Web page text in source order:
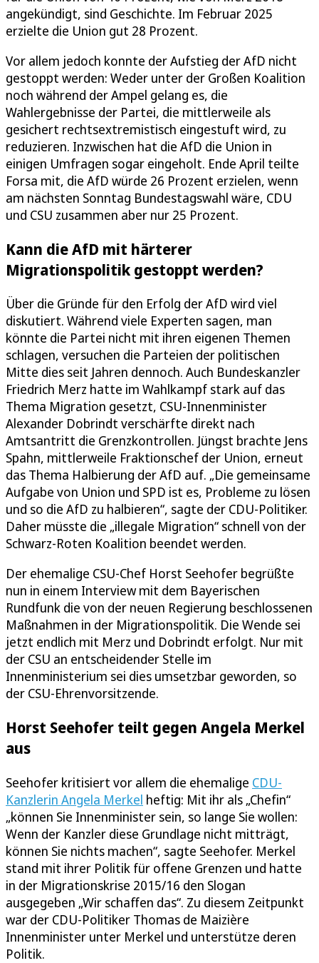
angekündigt, sind Geschichte. Im Februar 2025
erzielte die Union gut 28 Prozent.
Vor allem jedoch konnte der Aufstieg der AfD nicht
gestoppt werden: Weder unter der Großen Koalition
noch während der Ampel gelang es, die
Wahlergebnisse der Partei, die mittlerweile als
gesichert rechtsextremistisch eingestuft wird, zu
reduzieren. Inzwischen hat die AfD die Union in
einigen Umfragen sogar eingeholt. Ende April teilte
Forsa mit, die AfD würde 26 Prozent erzielen, wenn
am nächsten Sonntag Bundestagswahl wäre, CDU
und CSU zusammen aber nur 25 Prozent.
Kann die AfD mit härterer
Migrationspolitik gestoppt werden?
Über die Gründe für den Erfolg der AfD wird viel
diskutiert. Während viele Experten sagen, man
könnte die Partei nicht mit ihren eigenen Themen
schlagen, versuchen die Parteien der politischen
Mitte dies seit Jahren dennoch. Auch Bundeskanzler
Friedrich Merz hatte im Wahlkampf stark auf das
Thema Migration gesetzt, CSU-Innenminister
Alexander Dobrindt verschärfte direkt nach
Amtsantritt die Grenzkontrollen. Jüngst brachte Jens
Spahn, mittlerweile Fraktionschef der Union, erneut
das Thema Halbierung der AfD auf. „Die gemeinsame
Aufgabe von Union und SPD ist es, Probleme zu lösen
und so die AfD zu halbieren“, sagte der CDU-Politiker.
Daher müsste die „illegale Migration“ schnell von der
Schwarz-Roten Koalition beendet werden.
Der ehemalige CSU-Chef Horst Seehofer begrüßte
nun in einem Interview mit dem Bayerischen
Rundfunk die von der neuen Regierung beschlossenen
Maßnahmen in der Migrationspolitik. Die Wende sei
jetzt endlich mit Merz und Dobrindt erfolgt. Nur mit
der CSU an entscheidender Stelle im
Innenministerium sei dies umsetzbar geworden, so
der CSU-Ehrenvorsitzende.
Horst Seehofer teilt gegen Angela Merkel
aus
Seehofer kritisiert vor allem die ehemalige CDU-
Kanzlerin Angela Merkel heftig: Mit ihr als „Chefin“
„können Sie Innenminister sein, so lange Sie wollen:
Wenn der Kanzler diese Grundlage nicht mitträgt,
können Sie nichts machen“, sagte Seehofer. Merkel
stand mit ihrer Politik für offene Grenzen und hatte
in der Migrationskrise 2015/16 den Slogan
ausgegeben „Wir schaffen das“. Zu diesem Zeitpunkt
war der CDU-Politiker Thomas de Maizière
Innenminister unter Merkel und unterstütze deren
Politik.